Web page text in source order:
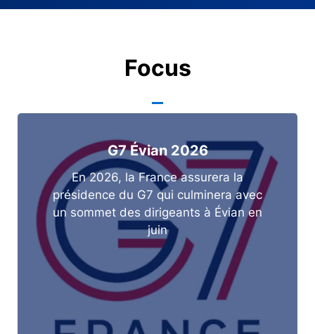
Focus
G7 Évian 2026
En 2026, la France assurera la
présidence du G7 qui culminera avec
un sommet des dirigeants à Évian en
juin